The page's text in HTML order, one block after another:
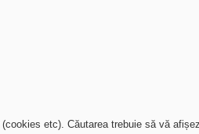
etc). Căutarea trebuie să vă